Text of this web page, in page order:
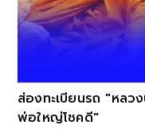
ส่องทะเบียนรถ "หลว
พ่อใหญ่โชคดี"